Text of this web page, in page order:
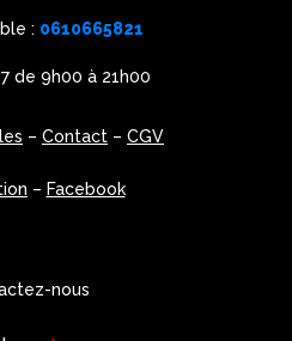
: 0610665821
de 9h00 à 21h00
– Contact – CGV
– Facebook
nous